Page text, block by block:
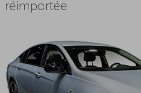
réimportée